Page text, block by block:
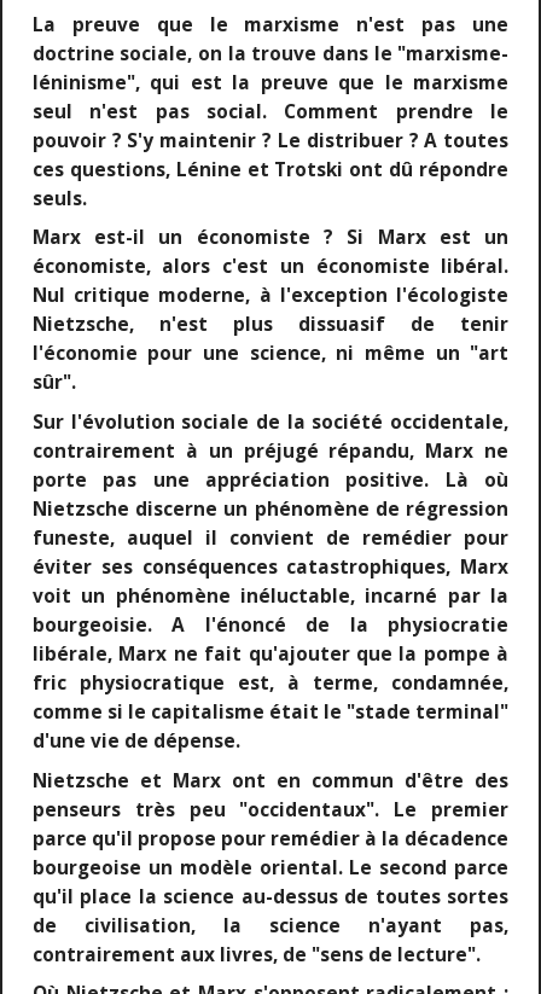
La preuve que le marxisme n'est pas une
doctrine sociale, on la trouve dans le "marxisme-
léninisme", qui est la preuve que le marxisme
seul n'est pas social. Comment prendre le
pouvoir ? S'y maintenir ? Le distribuer ? A toutes
ces questions, Lénine et Trotski ont dû répondre
seuls.
Marx est-il un économiste ? Si Marx est un
économiste, alors c'est un économiste libéral.
Nul critique moderne, à l'exception l'écologiste
Nietzsche, n'est plus dissuasif de tenir
l'économie pour une science, ni même un "art
sûr".
Sur l'évolution sociale de la société occidentale,
contrairement à un préjugé répandu, Marx ne
porte pas une appréciation positive. Là où
Nietzsche discerne un phénomène de régression
funeste, auquel il convient de remédier pour
éviter ses conséquences catastrophiques, Marx
voit un phénomène inéluctable, incarné par la
bourgeoisie. A l'énoncé de la physiocratie
libérale, Marx ne fait qu'ajouter que la pompe à
fric physiocratique est, à terme, condamnée,
comme si le capitalisme était le "stade terminal"
d'une vie de dépense.
Nietzsche et Marx ont en commun d'être des
penseurs très peu "occidentaux". Le premier
parce qu'il propose pour remédier à la décadence
bourgeoise un modèle oriental. Le second parce
qu'il place la science au-dessus de toutes sortes
de civilisation, la science n'ayant pas,
contrairement aux livres, de "sens de lecture".